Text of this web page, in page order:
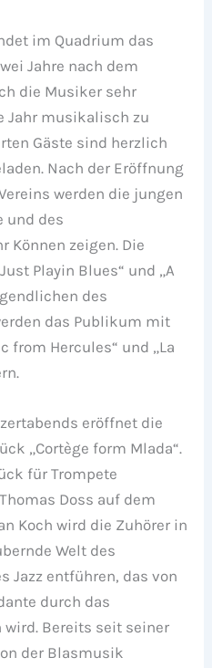
im Quadrium das
Jahre nach dem
die Musiker sehr
Jahr musikalisch zu
Gäste sind herzlich
Nach der Eröffnung
werden die jungen
und des
Können zeigen. Die
Playin Blues“ und „A
des
das Publikum mit
from Hercules“ und „La
eröffnet die
„Cortège form Mlada“.
für Trompete
Doss auf dem
Koch wird die Zuhörer in
Welt des
Jazz entführen, das von
durch das
Bereits seit seiner
der Blasmusik